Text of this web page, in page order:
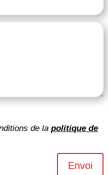
de lapolitique de
Envoi